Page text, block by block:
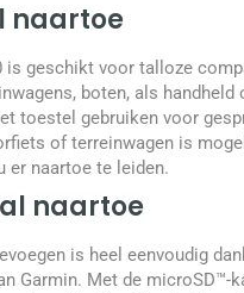
naartoe
is geschikt voor talloze
boten, als
toestel gebruiken voor
of terreinwagen is
er naartoe te leiden.
naartoe
is heel eenvoudig
Garmin. Met de microSD™-